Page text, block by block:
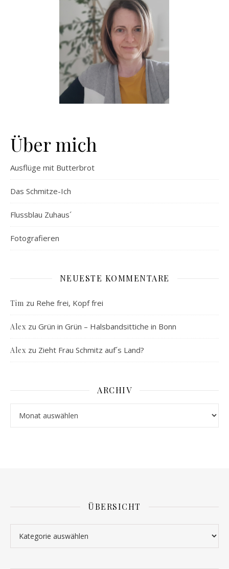
Über mich
Ausflüge mit Butterbrot
Das Schmitze-Ich
Flussblau Zuhaus´
Fotografieren
NEUESTE KOMMENTARE
Tim zu Rehe frei, Kopf frei
Alex zu Grün in Grün – Halsbandsittiche in Bonn
Alex zu Zieht Frau Schmitz auf´s Land?
ARCHIV
ÜBERSICHT